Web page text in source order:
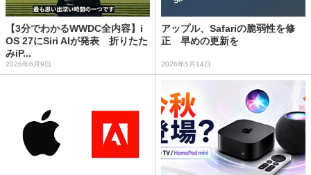
【3分でわかるWWDC全内容】i
OS 27にSiri AIが発表 折りたた
みiP...
2026年6月9日
アップル、Safariの脆弱性を修
正 早めの更新を
2026年5月14日